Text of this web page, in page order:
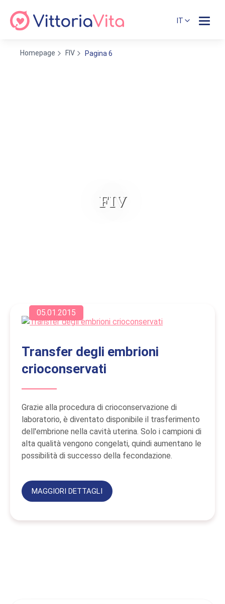
IT
Homepage FIV Pagina 6
FIV
05.01.2015
Transfer degli embrioni
crioconservati
Grazie alla procedura di crioconservazione di
laboratorio, è diventato disponibile il trasferimento
dell'embrione nella cavità uterina. Solo i campioni di
alta qualità vengono congelati, quindi aumentano le
possibilità di successo della fecondazione.
MAGGIORI DETTAGLI